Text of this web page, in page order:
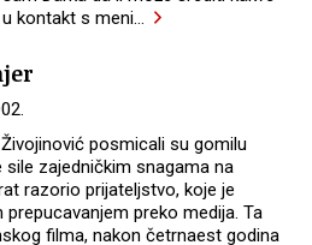
kontakt s meni…
posmicali su gomilu
zajedničkim snagama na
razorio prijateljstvo, koje je
preko medija. Ta
filma, nakon četrnaest godina